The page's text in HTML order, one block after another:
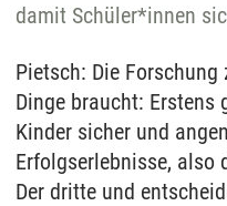
damit Schüler*innen
Pietsch: Die
Dinge braucht: Erstens
Kinder sicher und
Erfolgserlebnisse, also
Der dritte und